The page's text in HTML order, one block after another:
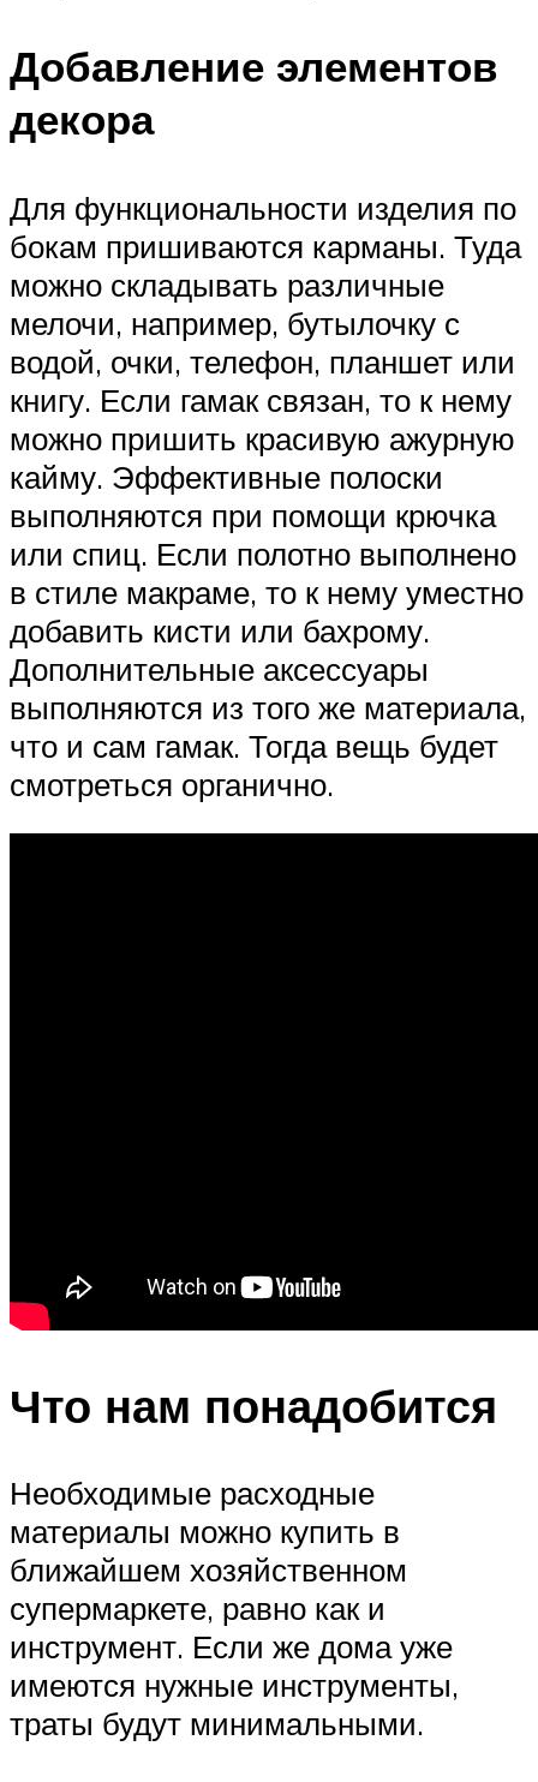
Добавление элементов
декора
Для функциональности изделия по
бокам пришиваются карманы. Туда
можно складывать различные
мелочи, например, бутылочку с
водой, очки, телефон, планшет или
книгу. Если гамак связан, то к нему
можно пришить красивую ажурную
кайму. Эффективные полоски
выполняются при помощи крючка
или спиц. Если полотно выполнено
в стиле макраме, то к нему уместно
добавить кисти или бахрому.
Дополнительные аксессуары
выполняются из того же материала,
что и сам гамак. Тогда вещь будет
смотреться органично.
Что нам понадобится
Необходимые расходные
материалы можно купить в
ближайшем хозяйственном
супермаркете, равно как и
инструмент. Если же дома уже
имеются нужные инструменты,
траты будут минимальными.